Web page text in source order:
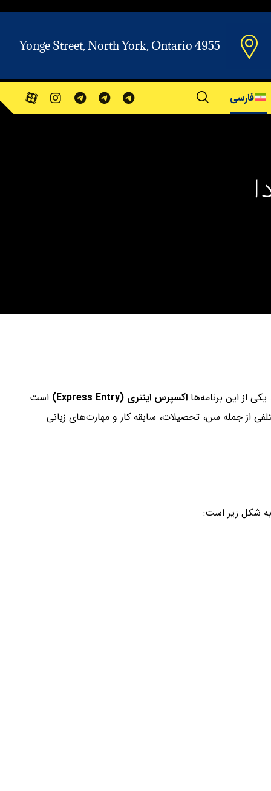
Yonge Street, North York, Ontario 4955
فارسی
از این برنامه‌ها اکسپرس اینتری (Express Entry)
است
از جمله سن، تحصیلات، سابقه کار و مهارت‌های زبانی